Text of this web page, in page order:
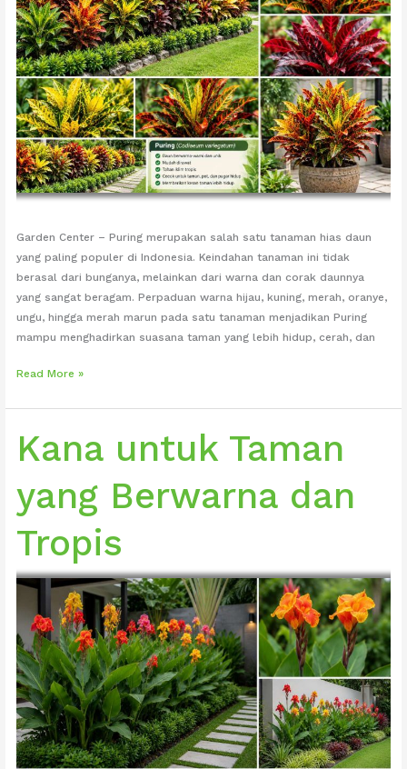
Garden Center – Puring merupakan salah satu tanaman hias daun
yang paling populer di Indonesia. Keindahan tanaman ini tidak
berasal dari bunganya, melainkan dari warna dan corak daunnya
yang sangat beragam. Perpaduan warna hijau, kuning, merah, oranye,
ungu, hingga merah marun pada satu tanaman menjadikan Puring
mampu menghadirkan suasana taman yang lebih hidup, cerah, dan
Tanaman
untuk
yang
Warna
Read More »
Kana untuk Taman
yang Berwarna dan
Tropis